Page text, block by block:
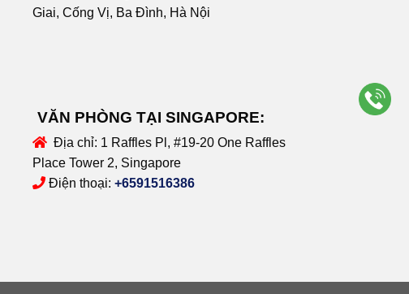
Giai, Cống Vị, Ba Đình, Hà Nội
VĂN PHÒNG TẠI SINGAPORE:
Địa chỉ: 1 Raffles Pl, #19-20 One Raffles
Place Tower 2, Singapore
Điện thoại: +6591516386